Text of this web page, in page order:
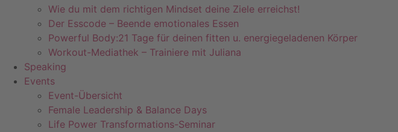
Wie du mit dem richtigen Mindset deine Ziele erreichst!
Der Esscode – Beende emotionales Essen
Powerful Body:21 Tage für deinen fitten u. energiegeladenen Körper
Workout-Mediathek – Trainiere mit Juliana
Speaking
Events
Event-Übersicht
Female Leadership & Balance Days
Life Power Transformations-Seminar